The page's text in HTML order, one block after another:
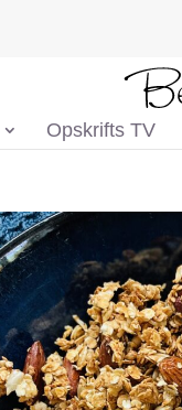
Opskrifts TV